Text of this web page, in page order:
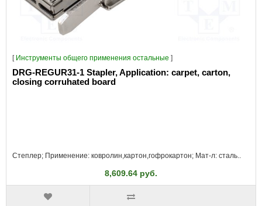
[ Инструменты общего применения остальные ]
DRG-REGUR31-1 Stapler, Application: carpet, carton,
closing corruhated board
Степлер; Применение: ковролин,картон,гофрокартон; Мат-л: сталь..
8,609.64 руб.